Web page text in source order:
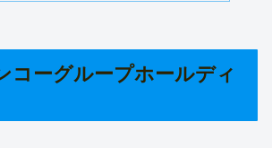
コーグループホールディ